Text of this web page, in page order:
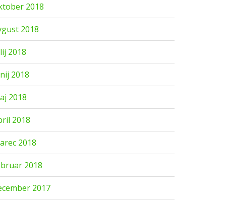
2018
2018
2018
2018
2018
2018
2018
2018
2017